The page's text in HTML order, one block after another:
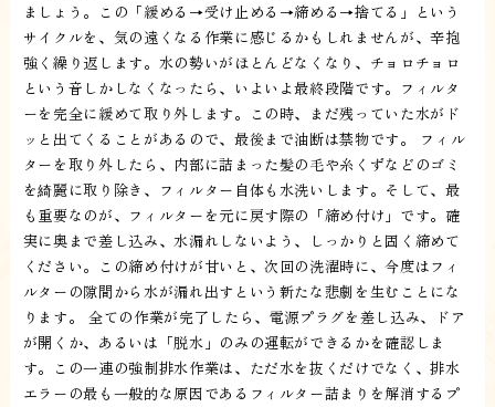
ましょう。この「緩める→受け止める→締める→捨てる」という
サイクルを、気の遠くなる作業に感じるかもしれませんが、辛抱
強く繰り返します。水の勢いがほとんどなくなり、チョロチョロ
という音しかしなくなったら、いよいよ最終段階です。フィルタ
ーを完全に緩めて取り外します。この時、まだ残っていた水がド
ッと出てくることがあるので、最後まで油断は禁物です。 フィル
ターを取り外したら、内部に詰まった髪の毛や糸くずなどのゴミ
を綺麗に取り除き、フィルター自体も水洗いします。そして、最
も重要なのが、フィルターを元に戻す際の「締め付け」です。確
実に奥まで差し込み、水漏れしないよう、しっかりと固く締めて
ください。この締め付けが甘いと、次回の洗濯時に、今度はフィ
ルターの隙間から水が漏れ出すという新たな悲劇を生むことにな
ります。 全ての作業が完了したら、電源プラグを差し込み、ドア
が開くか、あるいは「脱水」のみの運転ができるかを確認しま
す。この一連の強制排水作業は、ただ水を抜くだけでなく、排水
エラーの最も一般的な原因であるフィルター詰まりを解消するプ